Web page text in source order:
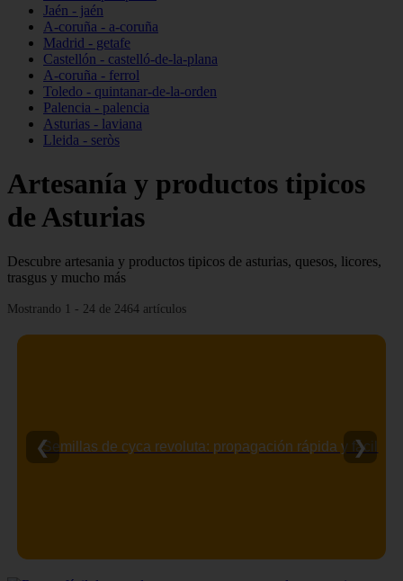
Jaén - jaén
A-coruña - a-coruña
Madrid - getafe
Castellón - castelló-de-la-plana
A-coruña - ferrol
Toledo - quintanar-de-la-orden
Palencia - palencia
Asturias - laviana
Lleida - seròs
Artesanía y productos tipicos
de Asturias
Descubre artesania y productos tipicos de asturias, quesos, licores,
trasgus y mucho más
Mostrando 1 - 24 de 2464 artículos
Semillas de cyca revoluta: propagación rápida y fácil
❮ ❯